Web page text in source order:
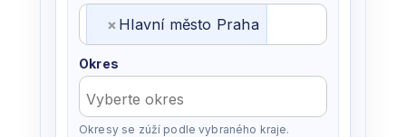
× Hlavní město Praha
Okres
Okresy se zúží podle vybraného kraje.